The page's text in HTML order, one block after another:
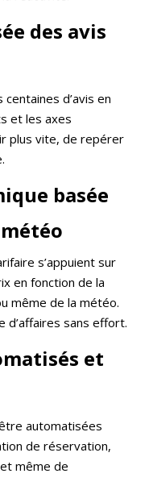
des avis
d’avis en
et les axes
plus vite, de repérer
basée
s’appuient sur
en fonction de la
même de la météo.
d’affaires sans effort.
et
automatisées
de réservation,
même de